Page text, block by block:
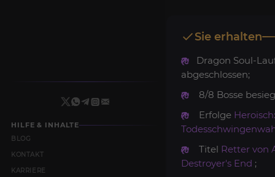
HILFE & INHALTE
BLOG
KONTAKT
KARRIERE
Sie erhalten
Dragon Soul-
abgeschlossen;
8/8 Bosse
Erfolge Heroisch:
Titel Retter von
Destroyer's End ;